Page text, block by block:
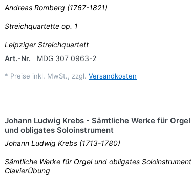
Andreas Romberg (1767-1821)
Streichquartette op. 1
Leipziger Streichquartett
Art.-Nr.
MDG 307 0963-2
* Preise inkl. MwSt., zzgl. Versandkosten
Johann Ludwig Krebs - Sämtliche Werke für Orgel
und obligates Soloinstrument
Johann Ludwig Krebs (1713-1780)
Sämtliche Werke für Orgel und obligates Soloinstrument
ClavierÜbung